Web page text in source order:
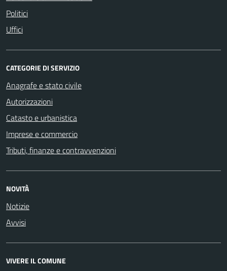
Politici
Uffici
CATEGORIE DI SERVIZIO
Anagrafe e stato civile
Autorizzazioni
Catasto e urbanistica
Imprese e commercio
Tributi, finanze e contravvenzioni
NOVITÀ
Notizie
Avvisi
VIVERE IL COMUNE